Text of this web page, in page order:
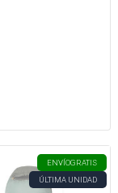
ENVÍOGRATIS
ÚLTIMA UNIDAD